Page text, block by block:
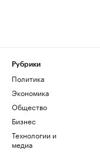
Рубрики
Политика
Экономика
Общество
Бизнес
Технологии и
медиа